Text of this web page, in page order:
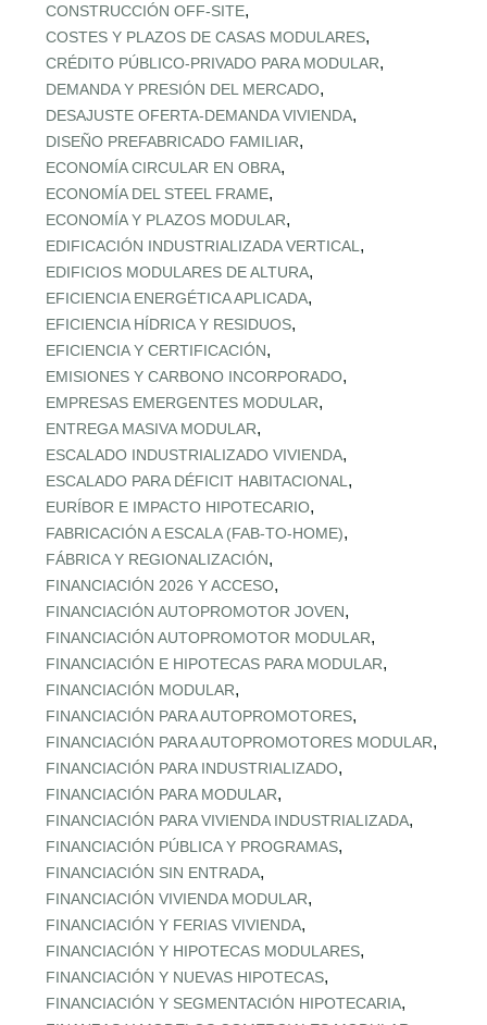
CONSTRUCCIÓN OFF‑SITE,
COSTES Y PLAZOS DE CASAS MODULARES,
CRÉDITO PÚBLICO‑PRIVADO PARA MODULAR,
DEMANDA Y PRESIÓN DEL MERCADO,
DESAJUSTE OFERTA‑DEMANDA VIVIENDA,
DISEÑO PREFABRICADO FAMILIAR,
ECONOMÍA CIRCULAR EN OBRA,
ECONOMÍA DEL STEEL FRAME,
ECONOMÍA Y PLAZOS MODULAR,
EDIFICACIÓN INDUSTRIALIZADA VERTICAL ,
EDIFICIOS MODULARES DE ALTURA,
EFICIENCIA ENERGÉTICA APLICADA,
EFICIENCIA HÍDRICA Y RESIDUOS,
EFICIENCIA Y CERTIFICACIÓN,
EMISIONES Y CARBONO INCORPORADO,
EMPRESAS EMERGENTES MODULAR,
ENTREGA MASIVA MODULAR,
ESCALADO INDUSTRIALIZADO VIVIENDA,
ESCALADO PARA DÉFICIT HABITACIONAL ,
EURÍBOR E IMPACTO HIPOTECARIO,
FABRICACIÓN A ESCALA (FAB‑TO‑HOME),
FÁBRICA Y REGIONALIZACIÓN,
FINANCIACIÓN 2026 Y ACCESO,
FINANCIACIÓN AUTOPROMOTOR JOVEN,
FINANCIACIÓN AUTOPROMOTOR MODULAR,
FINANCIACIÓN E HIPOTECAS PARA MODULAR,
FINANCIACIÓN MODULAR,
FINANCIACIÓN PARA AUTOPROMOTORES,
FINANCIACIÓN PARA AUTOPROMOTORES MODULAR,
FINANCIACIÓN PARA INDUSTRIALIZADO,
FINANCIACIÓN PARA MODULAR,
FINANCIACIÓN PARA VIVIENDA INDUSTRIALIZADA,
FINANCIACIÓN PÚBLICA Y PROGRAMAS,
FINANCIACIÓN SIN ENTRADA,
FINANCIACIÓN VIVIENDA MODULAR,
FINANCIACIÓN Y FERIAS VIVIENDA,
FINANCIACIÓN Y HIPOTECAS MODULARES,
FINANCIACIÓN Y NUEVAS HIPOTECAS,
FINANCIACIÓN Y SEGMENTACIÓN HIPOTECARIA,